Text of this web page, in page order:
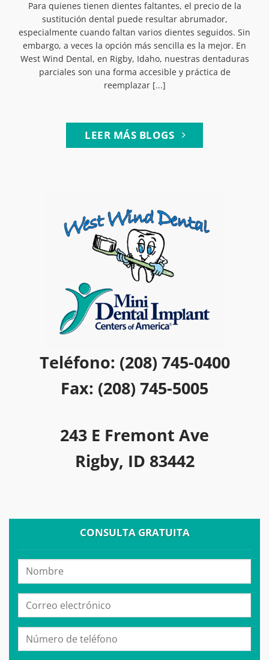
Para quienes tienen dientes faltantes, el precio de la
sustitución dental puede resultar abrumador,
especialmente cuando faltan varios dientes seguidos. Sin
embargo, a veces la opción más sencilla es la mejor. En
West Wind Dental, en Rigby, Idaho, nuestras dentaduras
parciales son una forma accesible y práctica de
reemplazar [...]
LEER MÁS BLOGS
Teléfono: (208) 745-0400
Fax: (208) 745-5005
243 E Fremont Ave
Rigby, ID 83442
CONSULTA GRATUITA